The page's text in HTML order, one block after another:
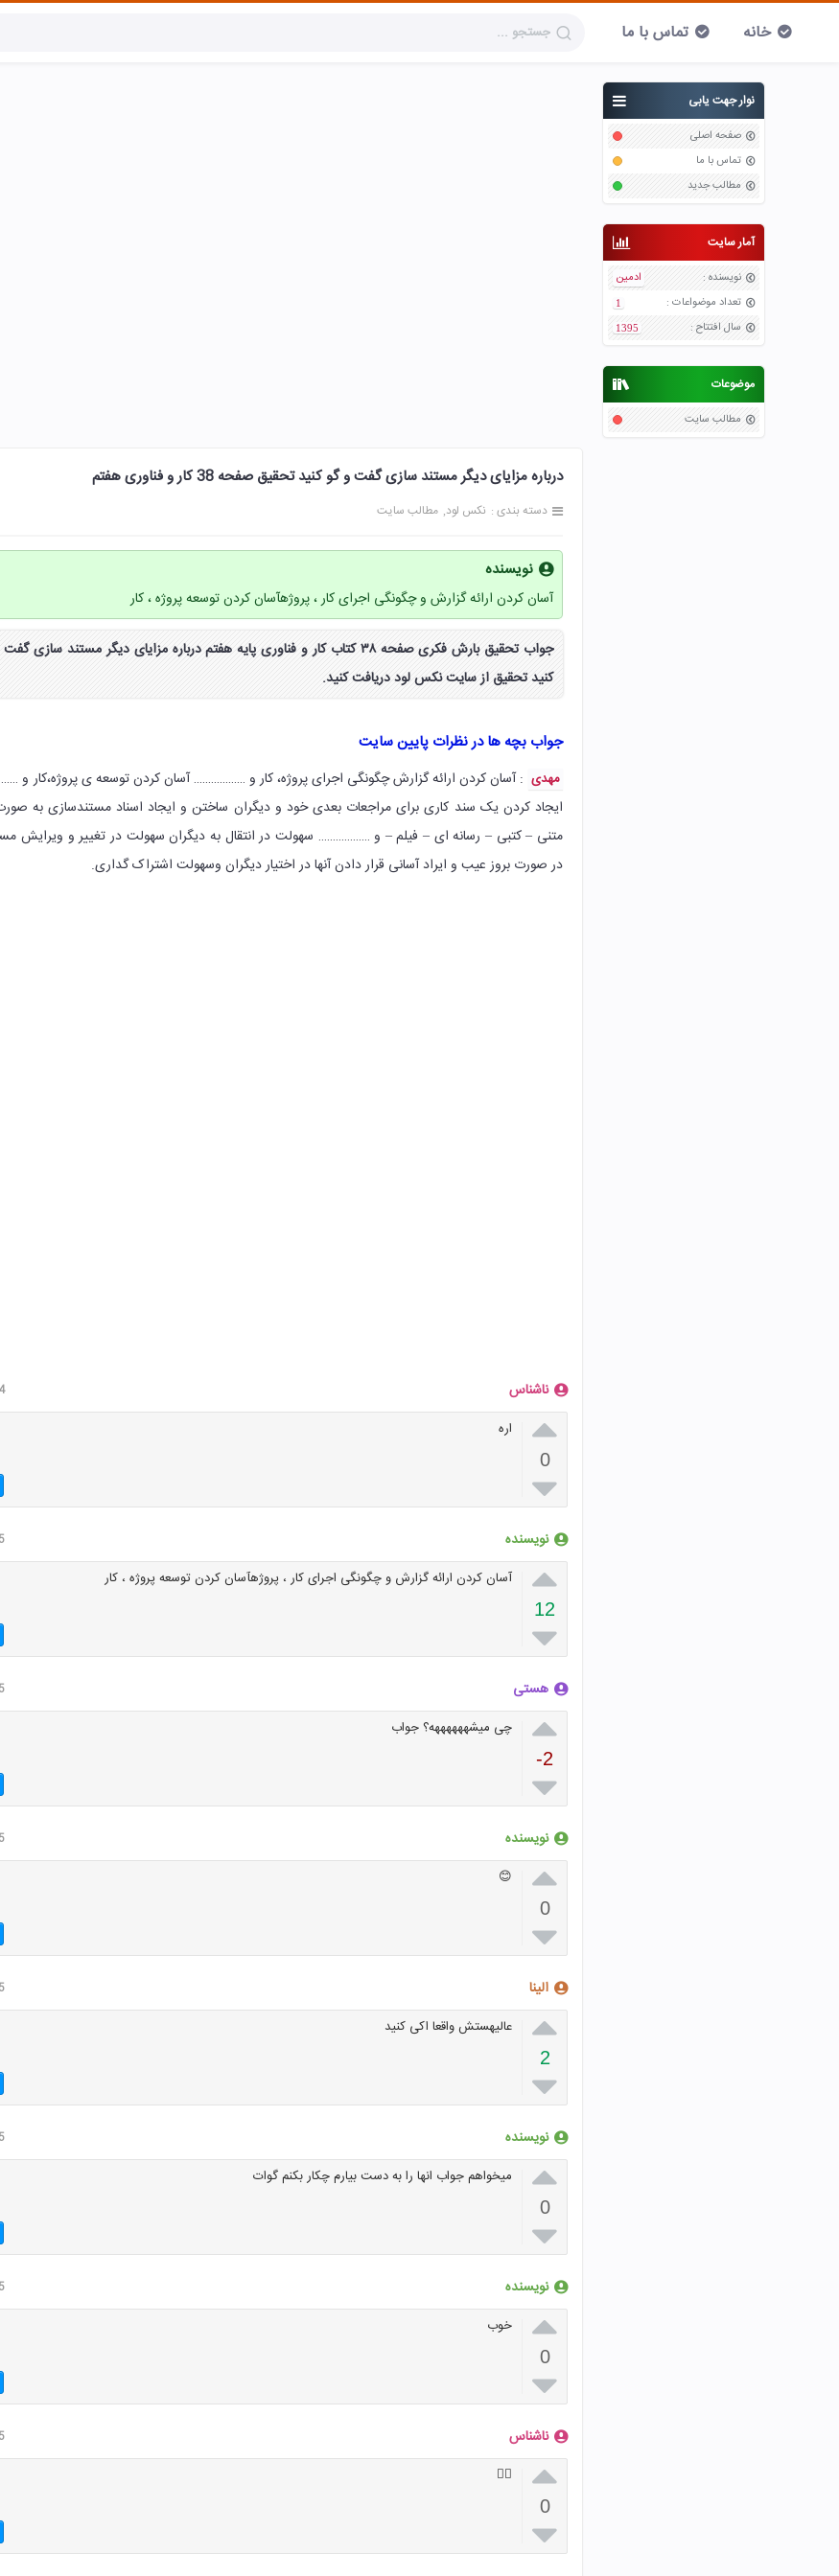
خانه تماس با ما
نوار جهت یابی
صفحه اصلی
تماس با ما
مطالب جدید
آمار سایت
نویسنده :
ادمین
تعداد موضواعات :
1
سال افتتاح :
1395
موضوعات
مطالب سایت
درباره مزایای دیگر مستند سازی گفت و گو کنید تحقیق صفحه 38 کار و فناوری هفتم
دسته بندی : نکس لود مطالب سایت
نویسنده
آسان کردن ارائه گزارش و چگونگی اجرای کار ، پروژهآسان کردن توسعه پروژه ، کار
جواب تحقیق بارش فکری صفحه ۳۸ کتاب کار و فناوری پایه هفتم درباره مزایای دیگر مستند سازی
کنید تحقیق از سایت نکس لود دریافت کنید.
جواب بچه ها در نظرات پایین سایت
مهدی : آسان کردن ارائه گزارش چگونگی اجرای پروژه، کار و ……………… آسان کردن توسعه ی پروژه،کار و
ایجاد کردن یک سند کاری برای مراجعات بعدی خود و دیگران ساختن و ایجاد اسناد مستندسازی به
متنی – کتبی – رسانه ای – فیلم – و ……………… سهولت در انتقال به دیگران سهولت در تغییر و ویرایش
در صورت بروز عیب و ایراد آسانی قرار دادن آنها در اختیار دیگران وسهولت اشتراک گداری.
ناشناس 4 سال قبل

0

اره
نویسنده 5 سال قبل

12

آسان کردن ارائه گزارش و چگونگی اجرای کار ، پروژهآسان کردن توسعه پروژه ، کار
هستی 5 سال قبل

-2

چی میشههههههه؟ جواب
نویسنده 5 سال قبل

0

😊
الینا 5 سال قبل

2

عالیهستش واقعا اکی کنید
نویسنده 5 سال قبل

0

میخواهم جواب انها را به دست بیارم چکار بکنم گوات
نویسنده 5 سال قبل

0

خوب
ناشناس 5 سال قبل

0

👍🏻